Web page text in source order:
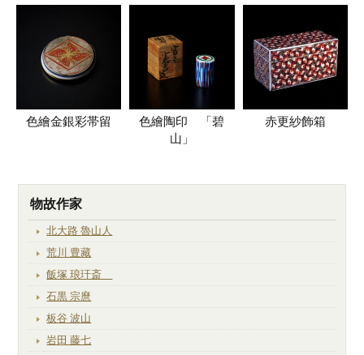
色繪金銀彩帯留
色繪陶印 「碧
山」
赤更紗飾箱
物故作家
北大路 魯山人
荒川 豊藏
飯塚 琅玕斎
石黒 宗麿
板谷 波山
岩田 藤七